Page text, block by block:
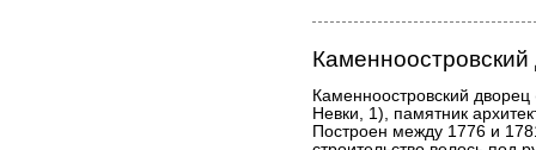
Каменноостровский
Каменноостровский
Невки, 1), памятник
Построен между 1776 и